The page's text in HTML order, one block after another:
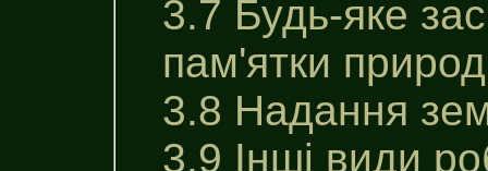
3.7 Будь-яке
пам'ятки
3.8 Надання
3.9 Інші види